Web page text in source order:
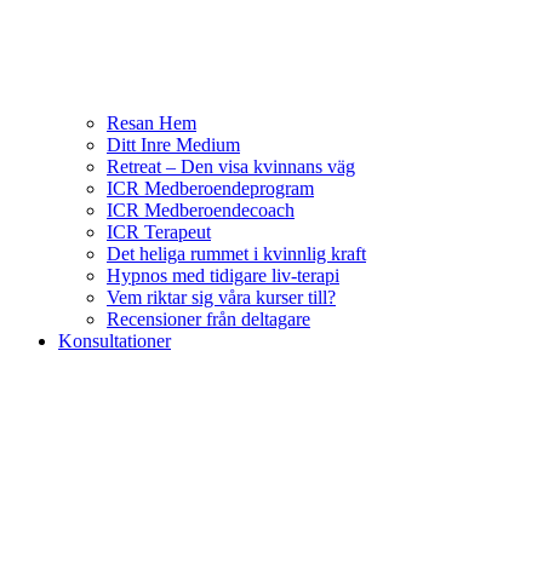
Resan Hem
Ditt Inre Medium
Retreat – Den visa kvinnans väg
ICR Medberoendeprogram
ICR Medberoendecoach
ICR Terapeut
Det heliga rummet i kvinnlig kraft
Hypnos med tidigare liv-terapi
Vem riktar sig våra kurser till?
Recensioner från deltagare
Konsultationer